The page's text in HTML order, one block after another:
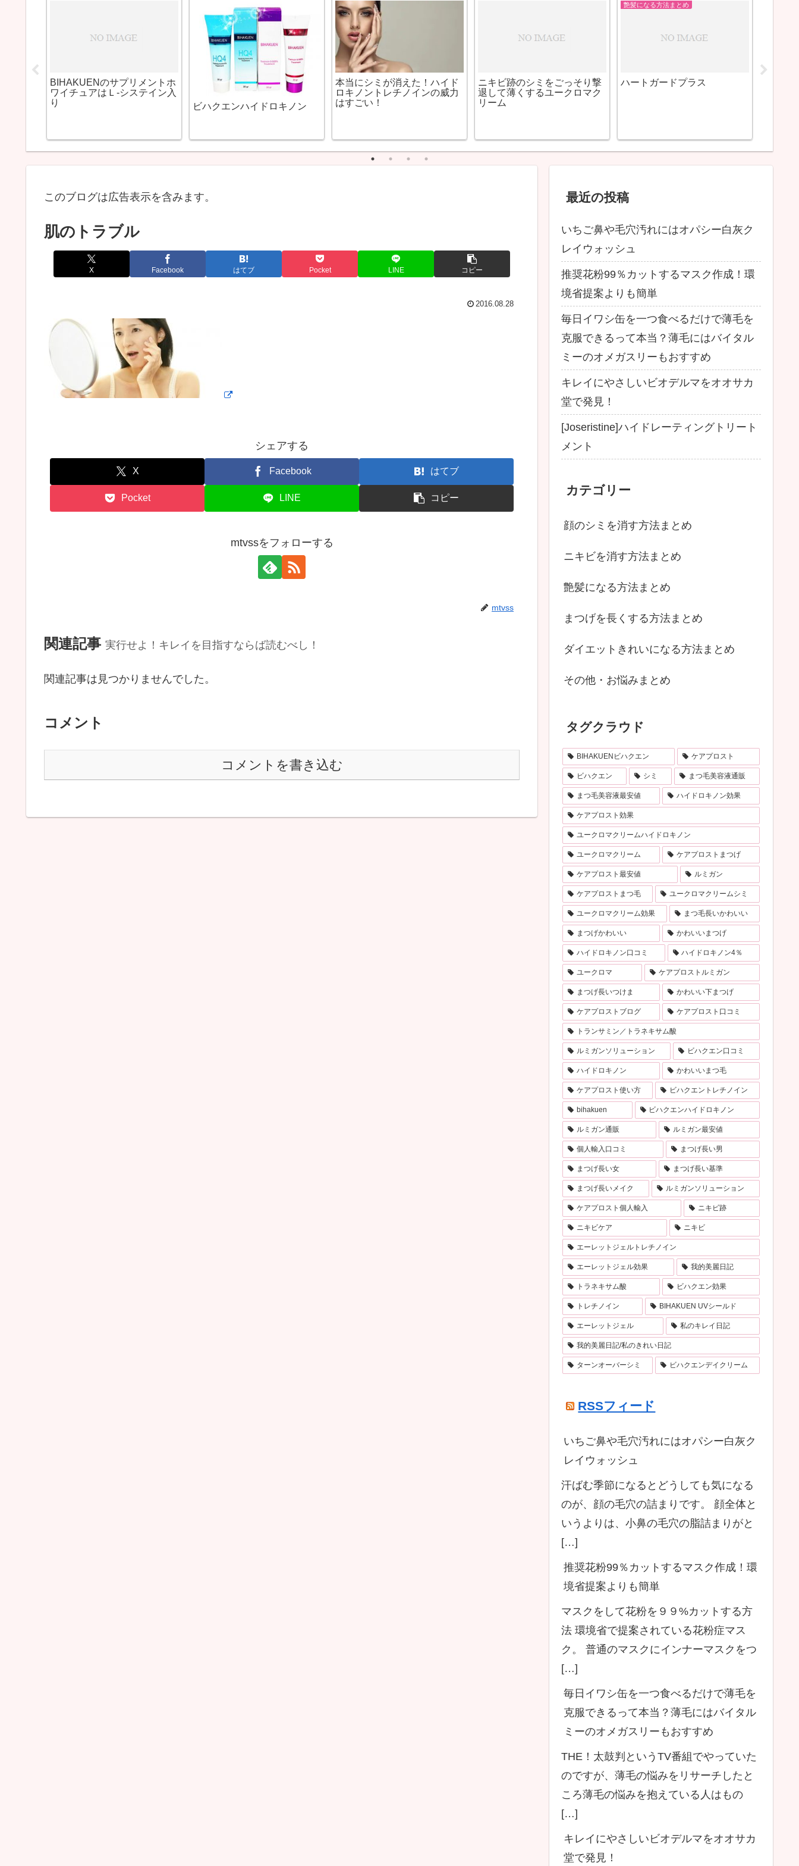
白灰入りクレイウォッシュで
ニキビが激減した
まつげ美容液のルミガンを個
人輸入で購入しました。
顔のシミを消す方法まとめ
美白にはユークロマクリーム
が一番！
我的美麗日記
ニキビを消す方法まとめ
いちご鼻や毛穴汚れにはオパ
このブログは広告表示を含みます。
肌のトラブル
X Facebook はてブ Pocket LINE コピー
2016.08.28
シェアする
X Facebook はてブ
Pocket LINE コピー
mtvssをフォローする
mtvss
関連記事 実行せよ！キレイを目指すならば読むべし！
関連記事は見つかりませんでした。
コメント
コメントを書き込む
最近の投稿
いちご鼻や毛穴汚れにはオパシー白灰ク
レイウォッシュ
推奨花粉99％カットするマスク作成！環
境省提案よりも簡単
毎日イワシ缶を一つ食べるだけで薄毛を
克服できるって本当？薄毛にはバイタル
ミーのオメガスリーもおすすめ
キレイにやさしいビオデルマをオオサカ
堂で発見！
[Joseristine]ハイドレーティングトリート
メント
カテゴリー
顔のシミを消す方法まとめ
ニキビを消す方法まとめ
艶髪になる方法まとめ
まつげを長くする方法まとめ
ダイエットきれいになる方法まとめ
その他・お悩みまとめ
タグクラウド
BIHAKUENビハクエン ケアプロスト
ビハクエン シミ まつ毛美容液通販
まつ毛美容液最安値 ハイドロキノン効果
ケアプロスト効果
ユークロマクリームハイドロキノン
ユークロマクリーム ケアプロストまつげ
ケアプロスト最安値 ルミガン
ケアプロストまつ毛 ユークロマクリームシミ
ユークロマクリーム効果 まつ毛長いかわいい
まつげかわいい かわいいまつげ
ハイドロキノン口コミ ハイドロキノン4％
ユークロマ ケアプロストルミガン
まつげ長いつけま かわいい下まつげ
ケアプロストブログ ケアプロスト口コミ
トランサミン／トラネキサム酸
ルミガンソリューション ビハクエン口コミ
ハイドロキノン かわいいまつ毛
ケアプロスト使い方 ビハクエントレチノイン
bihakuen ビハクエンハイドロキノン
ルミガン通販 ルミガン最安値
個人輸入口コミ まつげ長い男
まつげ長い女 まつげ長い基準
まつげ長いメイク ルミガンソリューション
ケアプロスト個人輸入 ニキビ跡
ニキビケア ニキビ
エーレットジェルトレチノイン
エーレットジェル効果 我的美麗日記
トラネキサム酸 ビハクエン効果
トレチノイン BIHAKUEN UVシールド
エーレットジェル 私のキレイ日記
我的美麗日記/私のきれい日記
ターンオーバーシミ ビハクエンデイクリーム
RSSフィード
いちご鼻や毛穴汚れにはオパシー白灰ク
レイウォッシュ
汗ばむ季節になるとどうしても気になる
のが、顔の毛穴の詰まりです。 顔全体と
いうよりは、小鼻の毛穴の脂詰まりがと
[…]
推奨花粉99％カットするマスク作成！環
境省提案よりも簡単
マスクをして花粉を９９%カットする方
法 環境省で提案されている花粉症マス
ク。 普通のマスクにインナーマスクをつ
[…]
毎日イワシ缶を一つ食べるだけで薄毛を
克服できるって本当？薄毛にはバイタル
ミーのオメガスリーもおすすめ
THE！太鼓判というTV番組でやっていた
のですが、薄毛の悩みをリサーチしたと
ころ薄毛の悩みを抱えている人はもの
[…]
キレイにやさしいビオデルマをオオサカ
堂で発見！